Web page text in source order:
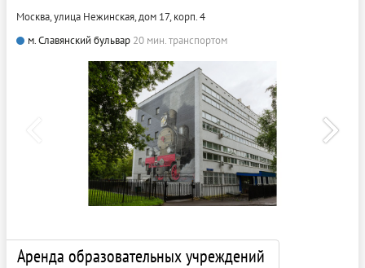
Москва, улица Нежинская, дом 17, корп. 4
м. Славянский бульвар 20 мин. транспортом
Аренда образовательных учреждений